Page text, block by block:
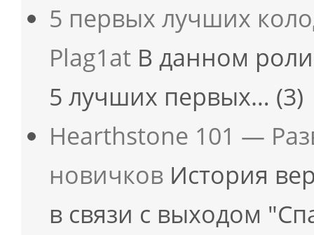
5 первых лучших
Plag1at В данном
5 лучших первых… (3)
Hearthstone 101 —
новичков История
в связи с выходом